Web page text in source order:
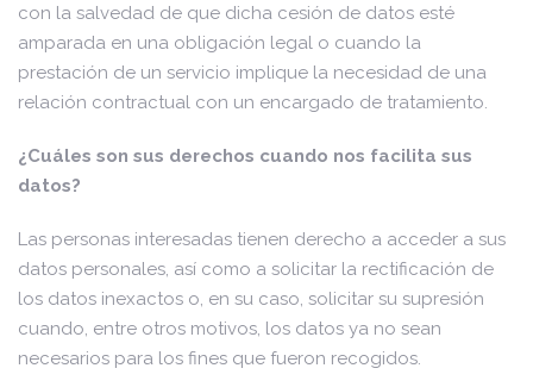
con la salvedad de que dicha cesión de datos esté
amparada en una obligación legal o cuando la
prestación de un servicio implique la necesidad de una
relación contractual con un encargado de tratamiento.
¿Cuáles son sus derechos cuando nos facilita sus
datos?
Las personas interesadas tienen derecho a acceder a sus
datos personales, así como a solicitar la rectificación de
los datos inexactos o, en su caso, solicitar su supresión
cuando, entre otros motivos, los datos ya no sean
necesarios para los fines que fueron recogidos.